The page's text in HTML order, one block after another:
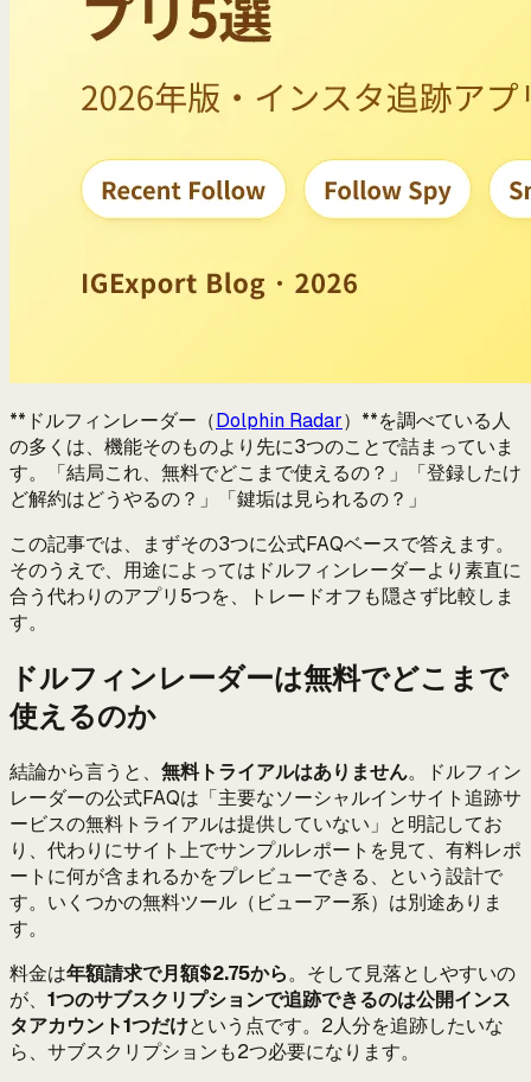
**ドルフィンレーダー（Dolphin Radar）**を調べている人
の多くは、機能そのものより先に3つのことで詰まっていま
す。「結局これ、無料でどこまで使えるの？」「登録したけ
ど解約はどうやるの？」「鍵垢は見られるの？」
この記事では、まずその3つに公式FAQベースで答えます。
そのうえで、用途によってはドルフィンレーダーより素直に
合う代わりのアプリ5つを、トレードオフも隠さず比較しま
す。
ドルフィンレーダーは無料でどこまで
使えるのか
結論から言うと、 無料トライアルはありません。ドルフィン
レーダーの公式FAQは「主要なソーシャルインサイト追跡サ
ービスの無料トライアルは提供していない」と明記してお
り、代わりにサイト上でサンプルレポートを見て、有料レポ
ートに何が含まれるかをプレビューできる、という設計で
す。いくつかの無料ツール（ビューアー系）は別途ありま
す。
料金は年額請求で月額$2.75から。そして見落としやすいの
が、 1つのサブスクリプションで追跡できるのは公開インス
タアカウント1つだけという点です。2人分を追跡したいな
ら、サブスクリプションも2つ必要になります。